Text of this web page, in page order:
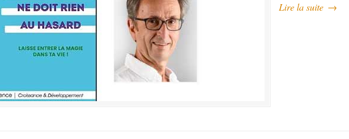
Lire la suite →